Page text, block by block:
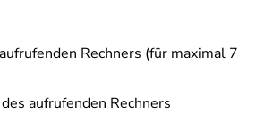
Rechners (für maximal 7
aufrufenden Rechners